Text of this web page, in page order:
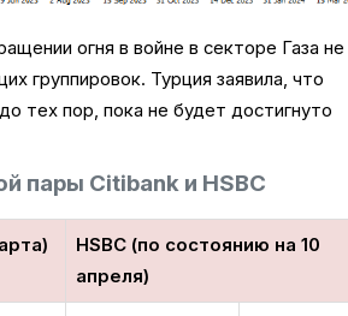
огня в войне в секторе Газа не
группировок. Турция заявила, что
тех пор, пока не будет достигнуто
пары Citibank и HSBC
HSBC (по состоянию на 10
апреля)